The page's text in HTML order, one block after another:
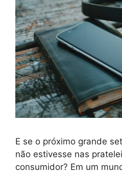
E se o próximo grande
não estivesse nas
consumidor? Em um